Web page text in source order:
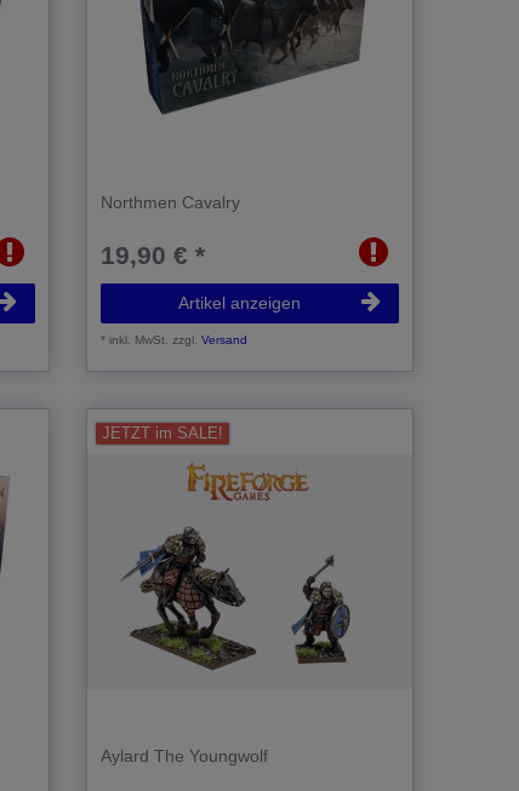
Northmen Cavalry
19,90 € *
Artikel anzeigen
*inkl. MwSt. zzgl.Versand
JETZT im SALE!
Aylard The Youngwolf